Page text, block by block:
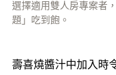
選擇適用雙人房專案者
題」吃到飽。
壽喜燒醬汁中加入時